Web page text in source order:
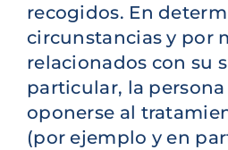
recogidos. En
circunstancias y por
relacionados con su
particular, la
oponerse al
(por ejemplo y en